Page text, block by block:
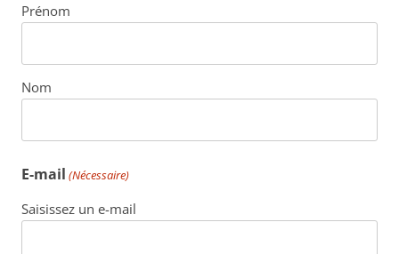
Prénom
Nom
E-mail (Nécessaire)
Saisissez un e-mail